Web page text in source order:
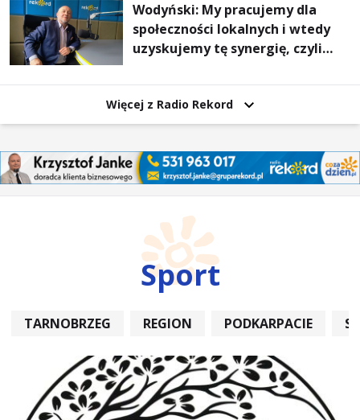
Wodyński: My pracujemy dla
społeczności lokalnych i wtedy
uzyskujemy tę synergię, czyli
Więcej z Radio Rekord
Sport
TARNOBRZEG REGION PODKARPACIE